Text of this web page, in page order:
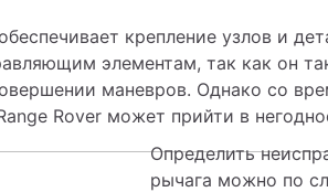
крепление узлов и
элементам, так как он
маневров. Однако со
Rover может прийти в
Определить
рычага можно по